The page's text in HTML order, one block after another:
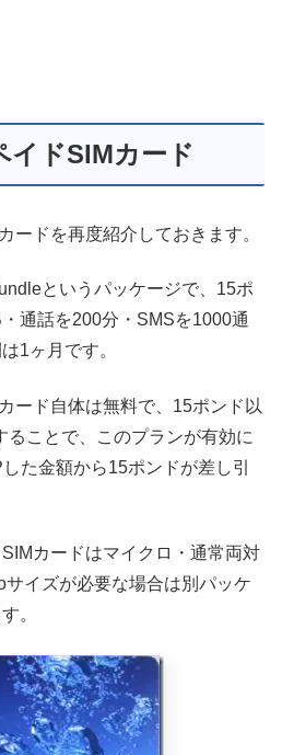
イドSIMカード
ードを再度紹介しておきます。
というパッケージで、15ポ
通話を200分・SMSを1000通
1ヶ月です。
ード自体は無料で、15ポンド以
ることで、このプランが有効に
た金額から15ポンドが差し引
カードはマイクロ・通常両対
イズが必要な場合は別パッケ
。